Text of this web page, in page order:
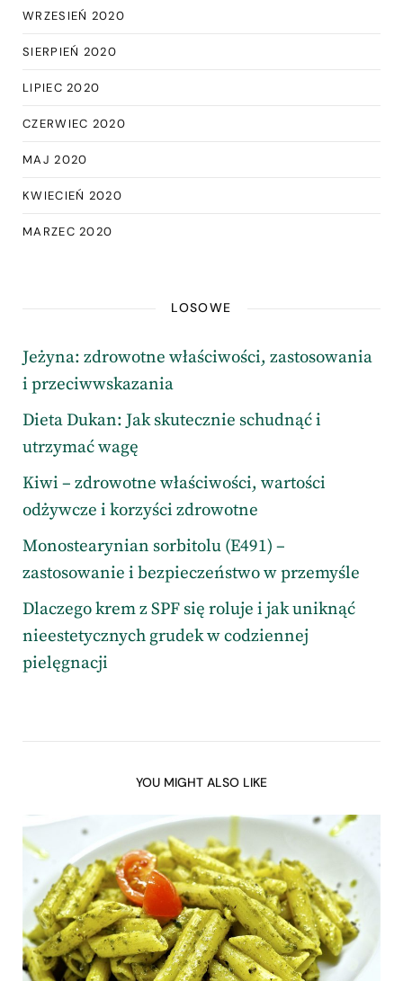
WRZESIEŃ 2020
SIERPIEŃ 2020
LIPIEC 2020
CZERWIEC 2020
MAJ 2020
KWIECIEŃ 2020
MARZEC 2020
LOSOWE
Jeżyna: zdrowotne właściwości, zastosowania
i przeciwwskazania
Dieta Dukan: Jak skutecznie schudnąć i
utrzymać wagę
Kiwi – zdrowotne właściwości, wartości
odżywcze i korzyści zdrowotne
Monostearynian sorbitolu (E491) –
zastosowanie i bezpieczeństwo w przemyśle
Dlaczego krem z SPF się roluje i jak uniknąć
nieestetycznych grudek w codziennej
pielęgnacji
YOU MIGHT ALSO LIKE